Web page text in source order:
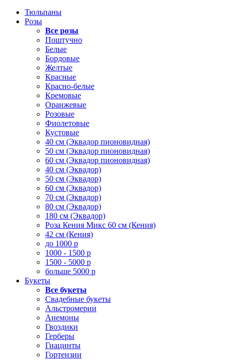
Тюльпаны
Розы
Все розы
Поштучно
Белые
Бордовые
Желтые
Красные
Красно-белые
Кремовые
Оранжевые
Розовые
Фиолетовые
Кустовые
40 см (Эквадор пионовидная)
50 см (Эквадор пионовидная)
60 см (Эквадор пионовидная)
40 см (Эквадор)
50 см (Эквадор)
60 см (Эквадор)
70 см (Эквадор)
80 см (Эквадор)
180 см (Эквадор)
Роза Кения Микс 60 см (Кения)
42 см (Кения)
до 1000 р
1000 - 1500 р
1500 - 5000 р
больше 5000 р
Букеты
Все букеты
Свадебные букеты
Альстромерии
Анемоны
Гвоздики
Герберы
Гиацинты
Гортензии